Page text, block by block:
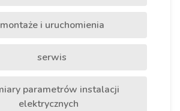
montaże i uruchomienia
serwis
elektrycznych